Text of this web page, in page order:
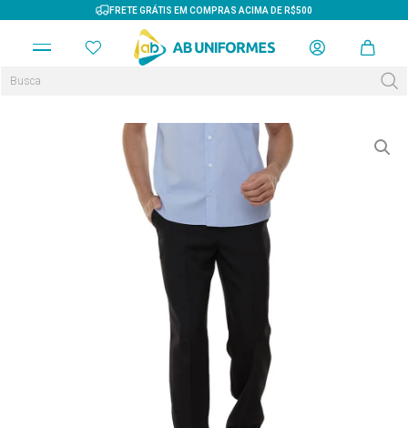
FRETE GRÁTIS EM COMPRAS ACIMA DE R$500